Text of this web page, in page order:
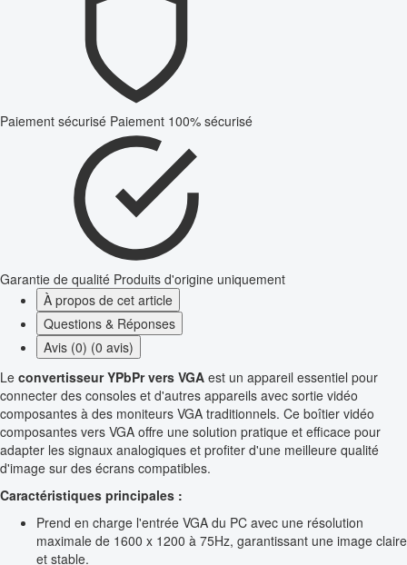
Paiement sécurisé Paiement 100% sécurisé
Garantie de qualité Produits d'origine uniquement
À propos de cet article
Questions & Réponses
Avis (0) (0 avis)
Le convertisseur YPbPr vers VGA est un appareil essentiel pour
connecter des consoles et d'autres appareils avec sortie vidéo
composantes à des moniteurs VGA traditionnels. Ce boîtier vidéo
composantes vers VGA offre une solution pratique et efficace pour
adapter les signaux analogiques et profiter d'une meilleure qualité
d'image sur des écrans compatibles.
Caractéristiques principales :
Prend en charge l'entrée VGA du PC avec une résolution
maximale de 1600 x 1200 à 75Hz, garantissant une image claire
et stable.